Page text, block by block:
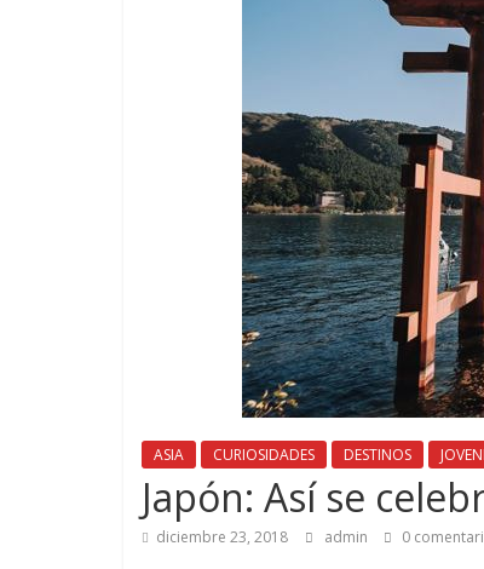
ASIA CURIOSIDADES DESTINOS
Japón: Así se
diciembre 23, 2018 admin 0